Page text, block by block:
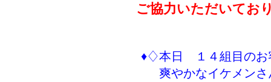
ご協力いただいてお
♦♢本日 １４組目の
爽やかなイケメンさ